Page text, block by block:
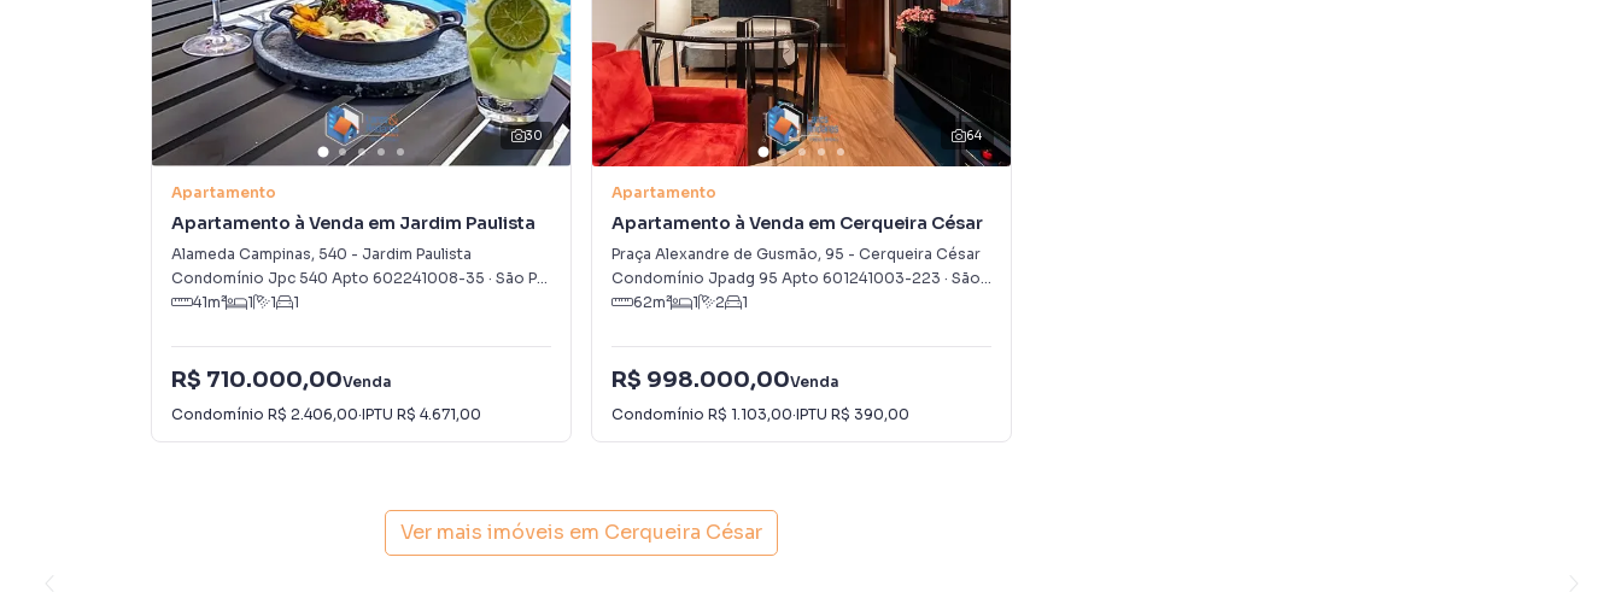
30
Apartamento
Apartamento à Venda em Jardim Paulista
Alameda Campinas, 540 - Jardim Paulista
Condomínio Jpc 540 Apto 602241008-35 · São Paulo
41m² 1 1 1
R$ 710.000,00Venda
Condomínio R$ 2.406,00·IPTU R$ 4.671,00
64
Apartamento
Apartamento à Venda em Cerqueira César
Praça Alexandre de Gusmão, 95 - Cerqueira César
Condomínio Jpadg 95 Apto 601241003-223 · São Paulo
62m² 1 2 1
R$ 998.000,00Venda
Condomínio R$ 1.103,00·IPTU R$ 390,00
Ver mais imóveis em Cerqueira César